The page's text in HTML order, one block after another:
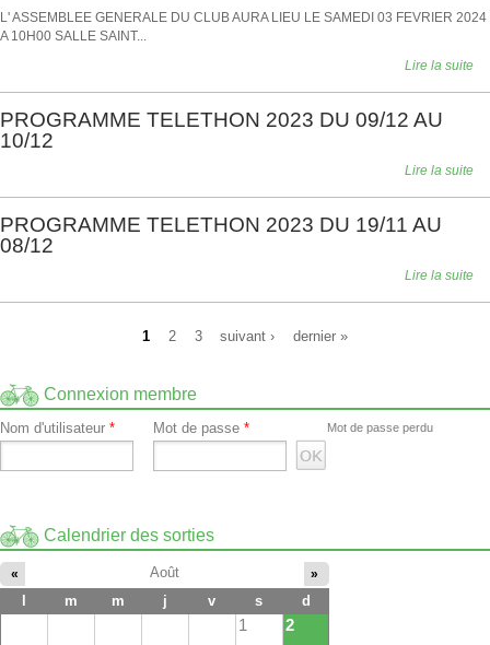
L' ASSEMBLEE GENERALE DU CLUB AURA LIEU LE SAMEDI 03 FEVRIER 2024
A 10H00 SALLE SAINT...
Lire la suite
PROGRAMME TELETHON 2023 DU 09/12 AU
10/12
Lire la suite
PROGRAMME TELETHON 2023 DU 19/11 AU
08/12
Lire la suite
1 2 3 suivant › dernier »
Connexion membre
Nom d'utilisateur * Mot de passe * Mot de passe perdu
Calendrier des sorties
Août
« »
l m m j v s d
1 2